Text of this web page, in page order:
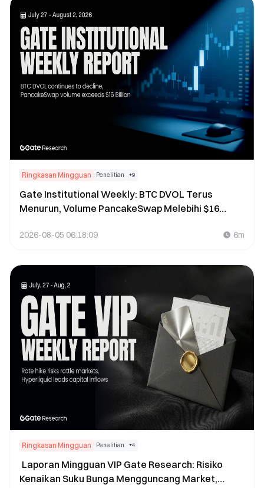
Ringkasan Mingguan Penelitian +9
Gate Institutional Weekly: BTC DVOL Terus
Menurun, Volume PancakeSwap Melebihi $16
2026-08-05 06:18:09 6m
Ringkasan Mingguan Penelitian +4
Laporan Mingguan VIP Gate Research: Risiko
Kenaikan Suku Bunga Mengguncang Market,